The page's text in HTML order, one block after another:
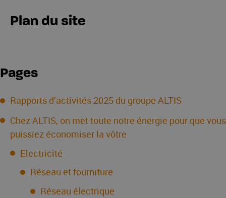
Plan du site
Pages
Rapports d’activités 2025 du groupe ALTIS
Chez ALTIS, on met toute notre énergie pour que vous
puissiez économiser la vôtre
Electricité
Réseau et fourniture
Réseau électrique